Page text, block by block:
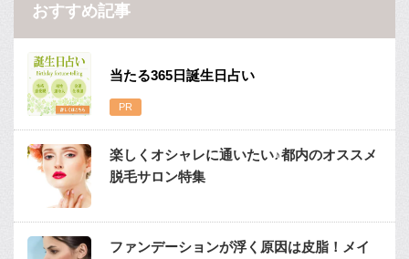
おすすめ記事
当たる365日誕生日占い
楽しくオシャレに通いたい♪都内のオススメ
脱毛サロン特集
ファンデーションが浮く原因は皮脂！メイ